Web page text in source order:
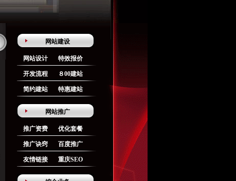
网站建设
网站设计 特效报价
开发流程 ８00建站
简约建站 特惠建站
网站推广
推广资费 优化套餐
推广诀窍 百度推广
友情链接 重庆SEO